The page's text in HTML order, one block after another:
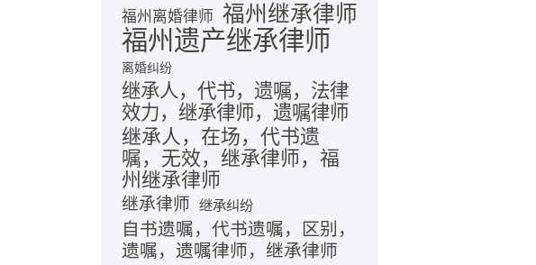
福州离婚律师 福州继承律师
福州遗产继承律师
离婚纠纷
继承人，代书，遗嘱，法律
效力，继承律师，遗嘱律师
继承人，在场，代书遗
嘱，无效，继承律师，福
州继承律师
继承律师 继承纠纷
自书遗嘱，代书遗嘱，区别，
遗嘱，遗嘱律师，继承律师